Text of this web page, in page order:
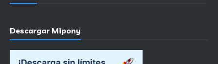
Descargar Mipony